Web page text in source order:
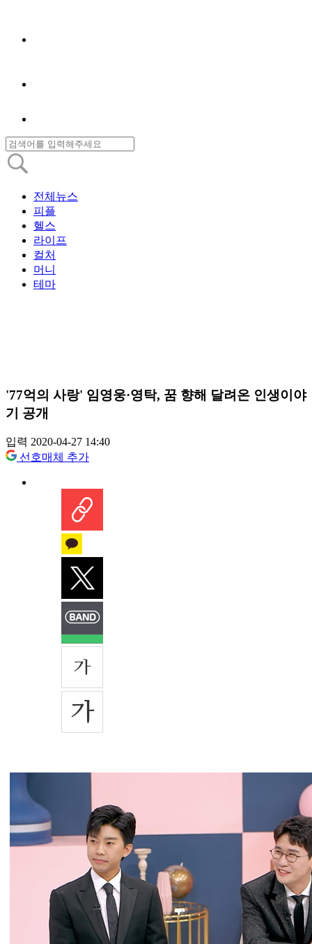
전체뉴스
피플
헬스
라이프
컬처
머니
테마
'77억의 사랑' 임영웅·영탁, 꿈 향해 달려온 인생이야
기 공개
입력 2020-04-27 14:40
선호매체 추가